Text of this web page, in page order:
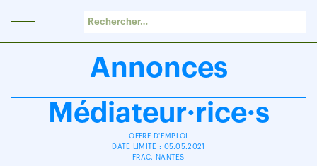
Annonces
Médiateur·rice·s
OFFRE D'EMPLOI
DATE LIMITE : 05.05.2021
FRAC, NANTES